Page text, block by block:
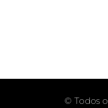
© Todos